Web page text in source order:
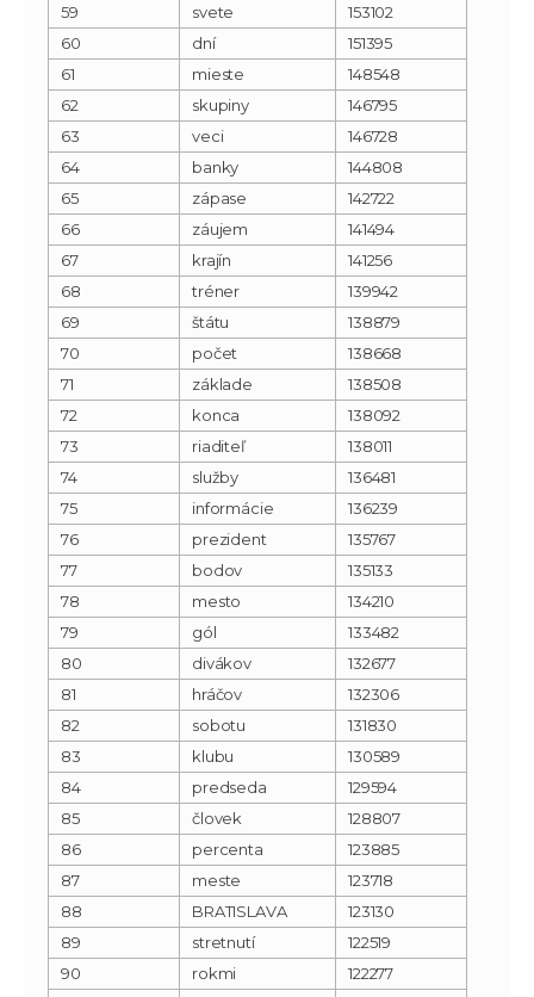
59
svete
153102
60
dní
151395
61
mieste
148548
62
skupiny
146795
63
veci
146728
64
banky
144808
65
zápase
142722
66
záujem
141494
67
krajín
141256
68
tréner
139942
69
štátu
138879
70
počet
138668
71
základe
138508
72
konca
138092
73
riaditeľ
138011
74
služby
136481
75
informácie
136239
76
prezident
135767
77
bodov
135133
78
mesto
134210
79
gól
133482
80
divákov
132677
81
hráčov
132306
82
sobotu
131830
83
klubu
130589
84
predseda
129594
85
človek
128807
86
percenta
123885
87
meste
123718
88
BRATISLAVA
123130
89
stretnutí
122519
90
rokmi
122277